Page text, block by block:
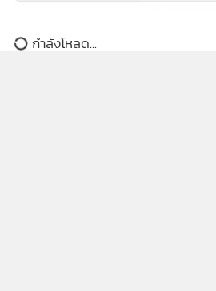
ชาวตรอนพ
ข่าวในหมวดล่าสุด